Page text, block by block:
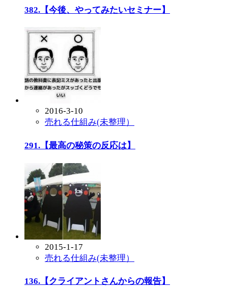
382.【今後、やってみたいセミナー】
2016-3-10
売れる仕組み(未整理）
291.【最高の秘策の反応は】
2015-1-17
売れる仕組み(未整理）
136.【クライアントさんからの報告】